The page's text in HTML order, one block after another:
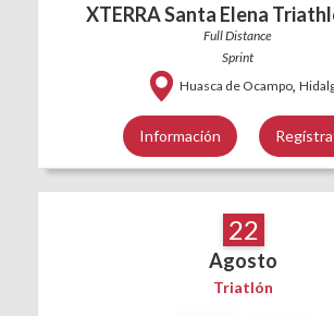
XTERRA Santa Elena
Full Distance
Sprint
Huasca de Ocampo,
Información
22
Agosto
Triatlón